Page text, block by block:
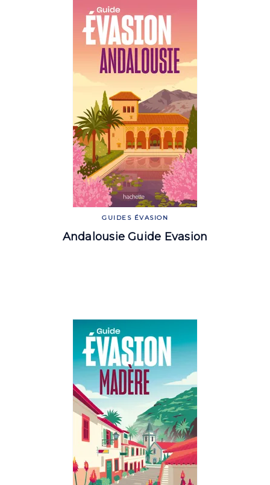
GUIDES ÉVASION
Andalousie Guide Evasion